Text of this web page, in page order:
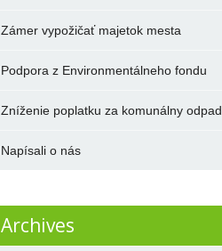
Zámer vypožičať majetok mesta
Podpora z Environmentálneho fondu
Zníženie poplatku za komunálny odpad
Napísali o nás
Archives